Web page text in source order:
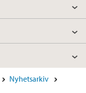
Nyhetsarkiv